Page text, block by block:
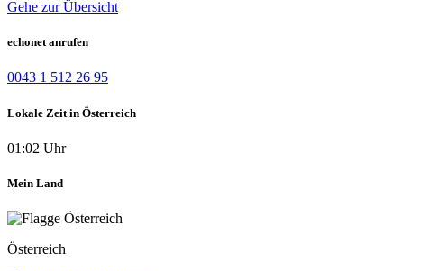
Gehe zur Übersicht
echonet anrufen
0043 1 512 26 95
Lokale Zeit in Österreich
01:02 Uhr
Mein Land
Österreich